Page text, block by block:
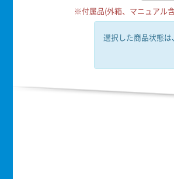
※付属品(外箱、マニュアル
選択した商品状態は